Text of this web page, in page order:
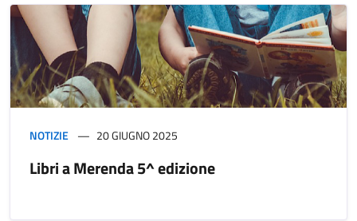
NOTIZIE 20 GIUGNO 2025
Libri a Merenda 5^ edizione